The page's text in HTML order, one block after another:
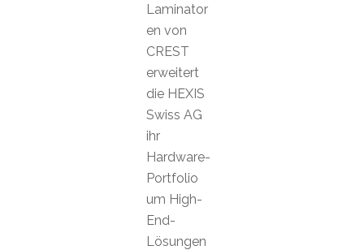
Laminator
en von
CREST
erweitert
die HEXIS
Swiss AG
ihr
Hardware-
Portfolio
um High-
End-
Lösungen